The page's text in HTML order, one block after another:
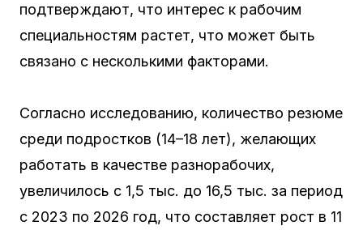
подтверждают, что интерес к рабочим
специальностям растет, что может быть
связано с несколькими факторами.
Согласно исследованию, количество резюме
среди подростков (14–18 лет), желающих
работать в качестве разнорабочих,
увеличилось с 1,5 тыс. до 16,5 тыс. за период
с 2023 по 2026 год, что составляет рост в 11